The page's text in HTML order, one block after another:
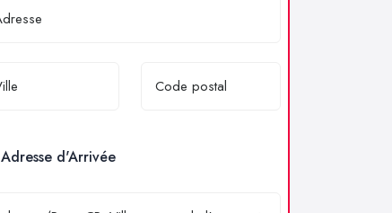
Adresse d'Arrivée